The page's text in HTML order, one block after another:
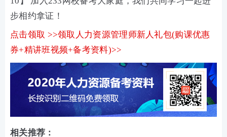
步相约拿证！
点击领取 >>领取人力资源管理师新人礼包(购课优惠
券+精讲班视频+备考资料)>>
相关推荐：